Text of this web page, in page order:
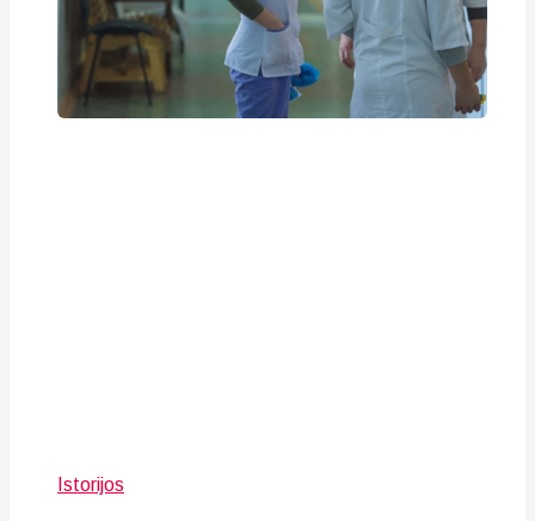
Istorijos